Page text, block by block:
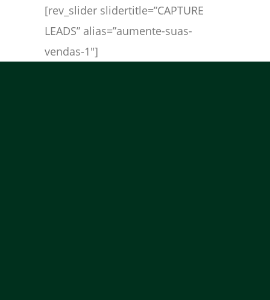
[rev_slider slidertitle=”CAPTURE
LEADS” alias=”aumente-suas-
vendas-1″]